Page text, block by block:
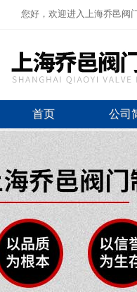
您好，欢迎进入上海乔邑阀
首页 公司